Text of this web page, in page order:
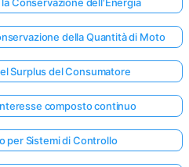
della Quantità di Moto
Surplus del Consumatore
composto continuo
per Sistemi di Controllo